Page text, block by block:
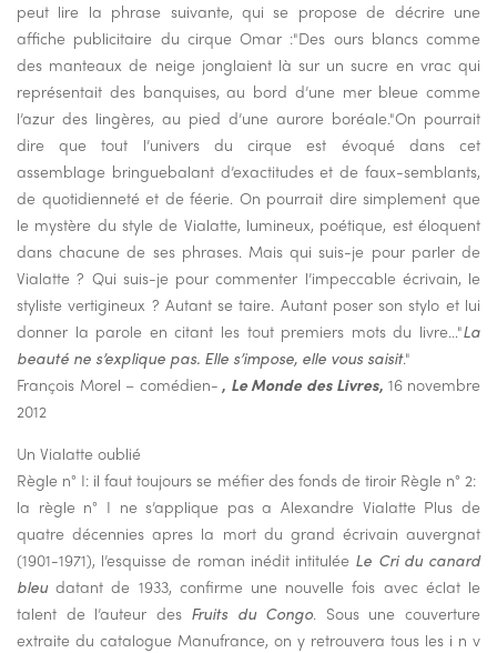
peut lire la phrase suivante, qui se propose de décrire une
affiche publicitaire du cirque Omar :"Des ours blancs comme
des manteaux de neige jonglaient là sur un sucre en vrac qui
représentait des banquises, au bord d’une mer bleue comme
l’azur des lingères, au pied d’une aurore boréale."On pourrait
dire que tout l’univers du cirque est évoqué dans cet
assemblage bringuebalant d’exactitudes et de faux-semblants,
de quotidienneté et de féerie. On pourrait dire simplement que
le mystère du style de Vialatte, lumineux, poétique, est éloquent
dans chacune de ses phrases. Mais qui suis-je pour parler de
Vialatte ? Qui suis-je pour commenter l’impeccable écrivain, le
styliste vertigineux ? Autant se taire. Autant poser son stylo et lui
donner la parole en citant les tout premiers mots du livre…"La
beauté ne s’explique pas. Elle s’impose, elle vous saisit."
François Morel – comédien- , Le Monde des Livres, 16 novembre
2012
Un Vialatte oublié
Règle n° I: il faut toujours se méfier des fonds de tiroir Règle n° 2:
la règle n° I ne s’applique pas a Alexandre Vialatte Plus de
quatre décennies apres la mort du grand écrivain auvergnat
(1901-1971), l’esquisse de roman inédit intitulée Le Cri du canard
bleudatant de 1933, confirme une nouvelle fois avec éclat le
talent de l’auteur des Fruits du Congo. Sous une couverture
extraite du catalogue Manufrance, on y retrouvera tous les i n v